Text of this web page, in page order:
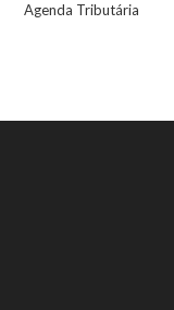
Agenda Tributária